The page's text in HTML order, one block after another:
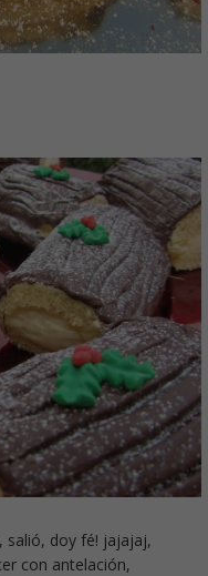
salió, doy fé! jajajaj,
con antelación,